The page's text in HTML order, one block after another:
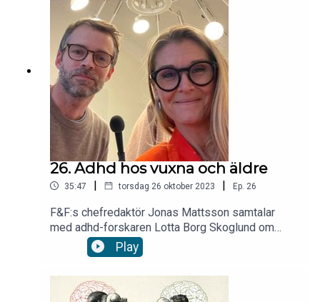
26. Adhd hos vuxna och äldre
35:47 | torsdag 26 oktober 2023 | Ep. 26
F&F:s chefredaktör Jonas Mattsson samtalar
med adhd-forskaren Lotta Borg Skoglund om
adhd efter 50. Du får även en inläst version av
artikeln ”Få äldre med adhd har rätt diagnos”. Läs
möt henne på hjarndagen.se.
Play